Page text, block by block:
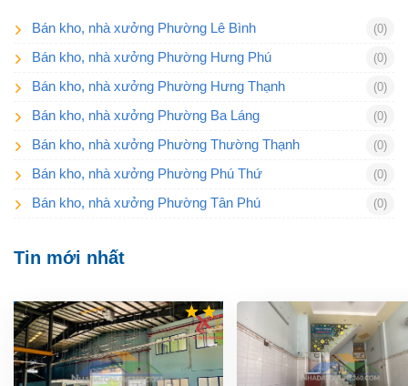
Bán kho, nhà xưởng Phường Lê Bình (0)
Bán kho, nhà xưởng Phường Hưng Phú (0)
Bán kho, nhà xưởng Phường Hưng Thạnh (0)
Bán kho, nhà xưởng Phường Ba Láng (0)
Bán kho, nhà xưởng Phường Thường Thạnh (0)
Bán kho, nhà xưởng Phường Phú Thứ (0)
Bán kho, nhà xưởng Phường Tân Phú (0)
Tin mới nhất